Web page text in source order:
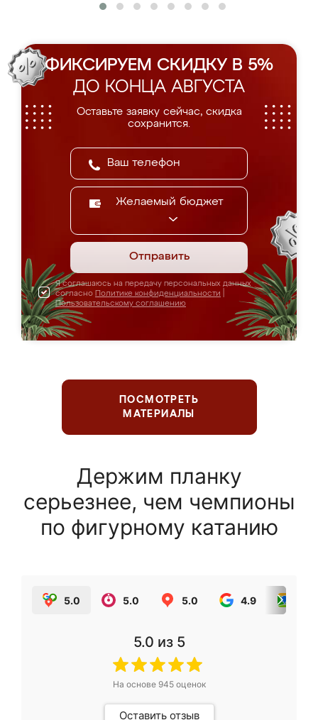
ФИКСИРУЕМ СКИДКУ В 5%
ДО КОНЦА АВГУСТА
Оставьте заявку сейчас, скидка
сохранится.
Желаемый бюджет
Отправить
Я соглашаюсь на передачу персональных данных
согласно Политике конфиденциальности
Пользовательскому соглашению
ПОСМОТРЕТЬ
МАТЕРИАЛЫ
Держим планку
серьезнее, чем чемпионы
по фигурному катанию
5.0 5.0 5.0 4.9
5.0 из 5
На основе 945оценок
Оставить отзыв